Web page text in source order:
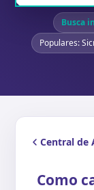
Busca
Populares:
Central de
Como